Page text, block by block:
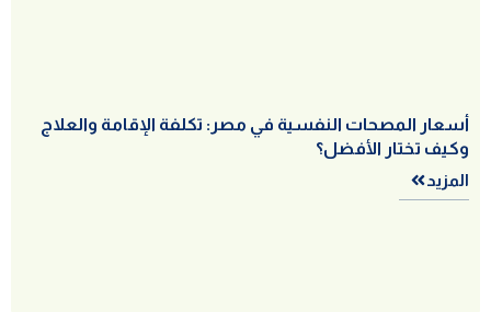
أسعار المصحات النفسية في مصر: تكلفة الإقامة والعلاج
وكيف تختار الأفضل؟
المزيد